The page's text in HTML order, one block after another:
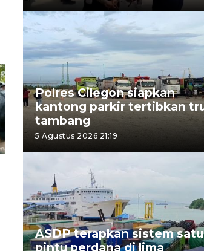
Polres Cilegon siapkan
kantong parkir tertibkan
tambang
5 Agustus 2026 21:19
ASDP terapkan sistem satu
pintu perdana di lima